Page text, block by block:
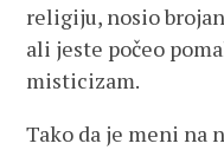
religiju, nosio
ali jeste počeo
misticizam.
Tako da je meni na